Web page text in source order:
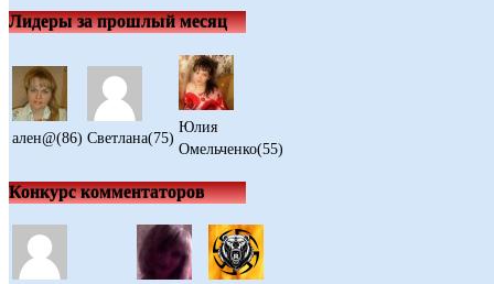
Лидеры за прошлый месяц
ален@(86) Светлана(75)
Юлия
Омельченко(55)
Конкурс комментаторов